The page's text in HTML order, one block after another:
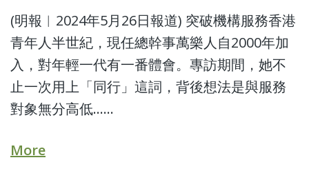
(明報︱2024年5月26日報道) 突破機構服務香港
青年人半世紀，現任總幹事萬樂人自2000年加
入，對年輕一代有一番體會。專訪期間，她不
止一次用上「同行」這詞，背後想法是與服務
對象無分高低……
More